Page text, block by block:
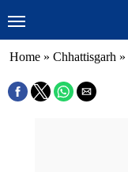
Home » Chhattisgarh »